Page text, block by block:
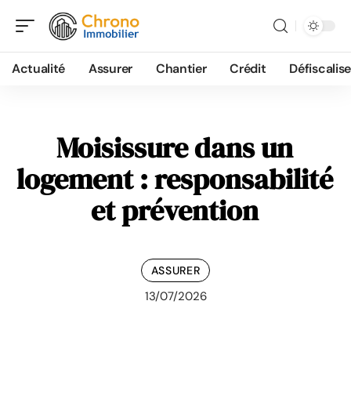
Actualité Assurer Chantier Crédit
Moisissure dans un
logement : responsabilité
et prévention
ASSURER
13/07/2026